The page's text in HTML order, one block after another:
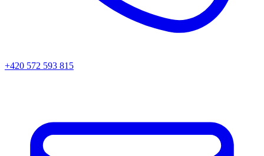
+420 572 593 815